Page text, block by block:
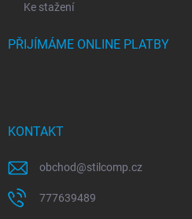
Ke stažení
PŘIJÍMÁME ONLINE PLATBY
KONTAKT
obchod@stilcomp.cz
777639489